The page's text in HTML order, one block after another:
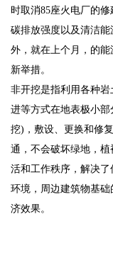
时取消85座火电厂的
碳排放强度以及清洁
外，就在上个月，的
新举措。
非开挖是指利用各种
进等方式在地表极小
挖)，敷设、更换和修
通，不会破坏绿地，
活和工作秩序，解决了
环境，周边建筑物基
济效果。